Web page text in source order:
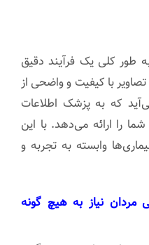
طور کلی یک فرآیند دقیق
با کیفیت و واضحی از
که به پزشک اطلاعات
را ارائه می‌دهد. با این
وابسته به تجربه و
مردان نیاز به هیچ گونه